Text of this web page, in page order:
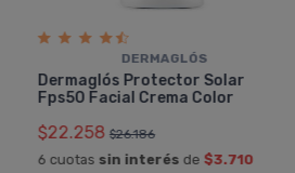
DERMAGLÓS
Dermaglós Protector Solar
Fps50 Facial Crema Color
$22.258 $26.186
6 cuotas sin interés de $3.710